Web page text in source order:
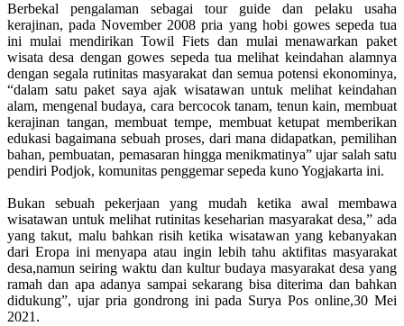
Berbekal pengalaman sebagai tour guide dan pelaku usaha
kerajinan, pada November 2008 pria yang hobi gowes sepeda tua
ini mulai mendirikan Towil Fiets dan mulai menawarkan paket
wisata desa dengan gowes sepeda tua melihat keindahan alamnya
dengan segala rutinitas masyarakat dan semua potensi ekonominya,
“dalam satu paket saya ajak wisatawan untuk melihat keindahan
alam, mengenal budaya, cara bercocok tanam, tenun kain, membuat
kerajinan tangan, membuat tempe, membuat ketupat memberikan
edukasi bagaimana sebuah proses, dari mana didapatkan, pemilihan
bahan, pembuatan, pemasaran hingga menikmatinya” ujar salah satu
pendiri Podjok, komunitas penggemar sepeda kuno Yogjakarta ini.
Bukan sebuah pekerjaan yang mudah ketika awal membawa
wisatawan untuk melihat rutinitas keseharian masyarakat desa,” ada
yang takut, malu bahkan risih ketika wisatawan yang kebanyakan
dari Eropa ini menyapa atau ingin lebih tahu aktifitas masyarakat
desa,namun seiring waktu dan kultur budaya masyarakat desa yang
ramah dan apa adanya sampai sekarang bisa diterima dan bahkan
didukung”, ujar pria gondrong ini pada Surya Pos online,30 Mei
2021.